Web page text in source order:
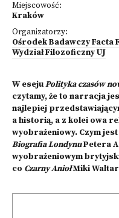
Miejscowość:
Kraków
Organizatorzy:
Ośrodek Badawczy Facta
Wydział Filozoficzny UJ
W esejuPolityka czasów
czytamy, że to narracja
najlepiej
a historią, a z kolei owa
wyobrażeniowy. Czym
Biografia LondynuPetera
wyobrażeniowym
co Czarny AniołMiki